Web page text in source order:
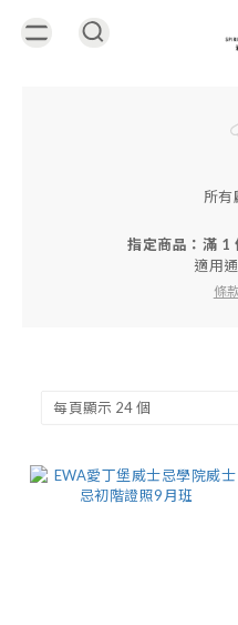
所有
指定商品：滿 1
適用
條